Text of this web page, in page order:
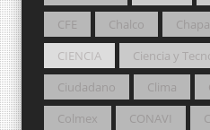
CFE
Chalco
CIENCIA
Ciencia y
Ciudadano
Clima
Colmex
CONAVI